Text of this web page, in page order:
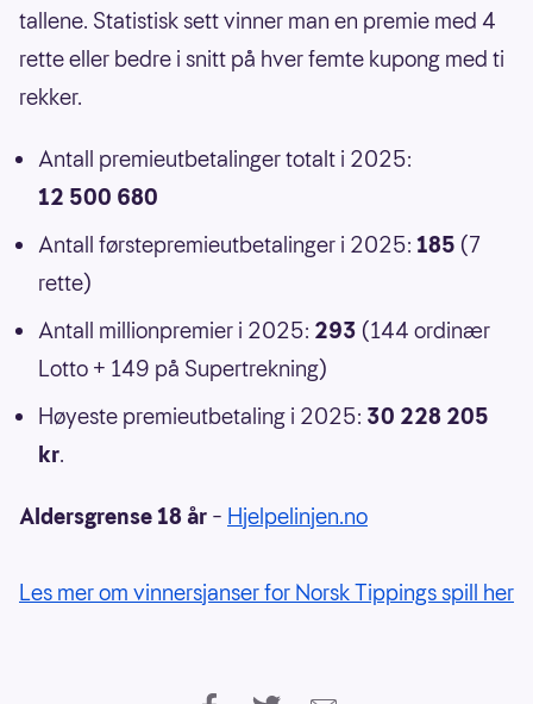
tallene. Statistisk sett vinner man en premie med 4
rette eller bedre i snitt på hver femte kupong med ti
rekker.
Antall premieutbetalinger totalt i 2025:
12 500 680
Antall førstepremieutbetalinger i 2025: 185 (7
rette)
Antall millionpremier i 2025: 293 (144 ordinær
Lotto + 149 på Supertrekning)
Høyeste premieutbetaling i 2025: 30 228 205
kr.
Aldersgrense 18 år – Hjelpelinjen.no
Les mer om vinnersjanser for Norsk Tippings spill her